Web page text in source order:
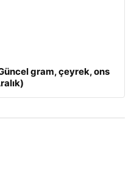
gram, çeyrek, ons